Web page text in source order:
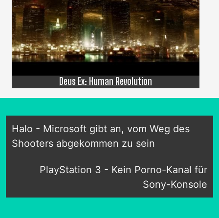
Deus Ex: Human Revolution
Halo - Microsoft gibt an, vom Weg des
Shooters abgekommen zu sein
PlayStation 3 - Kein Porno-Kanal für
Sony-Konsole